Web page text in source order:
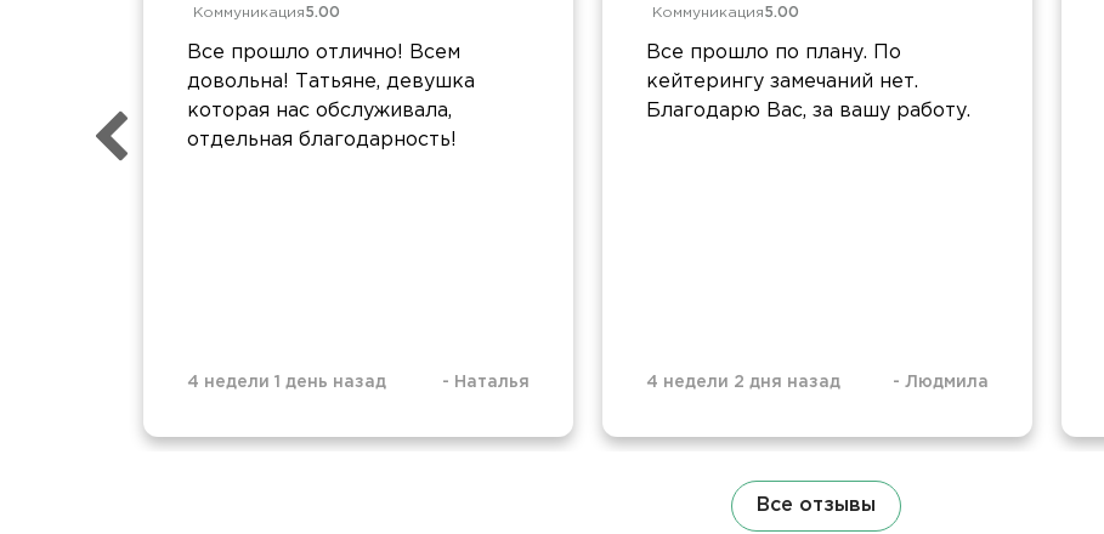
Коммуникация5.00
Все прошло отлично! Всем
довольна! Татьяне, девушка
которая нас обслуживала,
отдельная благодарность!
4 недели 1 день назад - Наталья
Коммуникация5.00
Все прошло по плану. По
кейтерингу замечаний нет.
Благодарю Вас, за вашу работу.
4 недели 2 дня назад - Людмила
Все отзывы